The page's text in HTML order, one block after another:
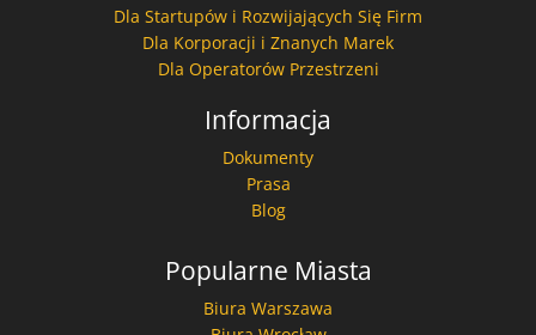
Dla Startupów i Rozwijających Się Firm
Dla Korporacji i Znanych Marek
Dla Operatorów Przestrzeni
Popularne Miasta
Biura Warszawa
Informacja
Dokumenty
Prasa
Blog